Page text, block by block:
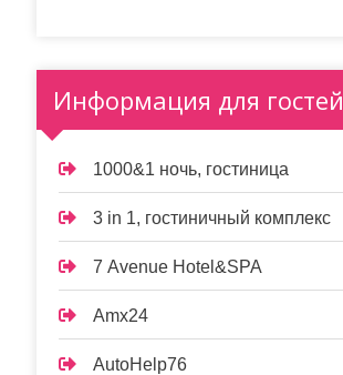
Информация для гостей
1000&1 ночь, гостиница
3 in 1, гостиничный комплекс
7 Avenue Hotel&SPA
Amx24
AutoHelp76